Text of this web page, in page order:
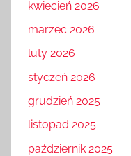
kwiecień 2026
marzec 2026
luty 2026
styczeń 2026
grudzień 2025
listopad 2025
październik 2025